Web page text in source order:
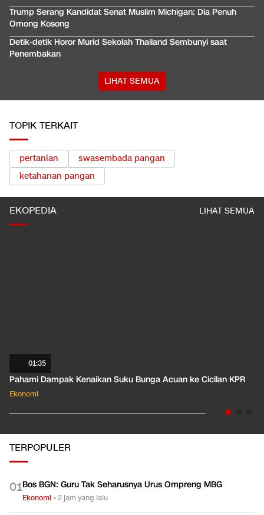
Trump Serang Kandidat Senat Muslim Michigan: Dia Penuh
Omong Kosong
Detik-detik Horor Murid Sekolah Thailand Sembunyi saat
Penembakan
LIHAT SEMUA
TOPIK TERKAIT
pertanian
swasembada pangan
ketahanan pangan
EKOPEDIA LIHAT SEMUA
01:35
Pahami Dampak Kenaikan Suku Bunga Acuan ke Cicilan KPR
Ekonomi
TERPOPULER
01Bos BGN: Guru Tak Seharusnya Urus Ompreng MBG
Ekonomi •2 jam yang lalu